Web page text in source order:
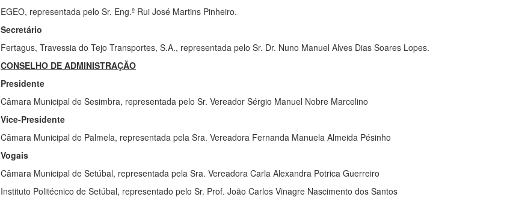
EGEO, representada pelo Sr. Eng.º Rui José Martins Pinheiro.
Secretário
Fertagus, Travessia do Tejo Transportes, S.A., representada pelo Sr. Dr. Nuno Manuel Alves Dias Soares Lopes.
CONSELHO DE ADMINISTRAÇÃO
Presidente
Câmara Municipal de Sesimbra, representada pelo Sr. Vereador Sérgio Manuel Nobre Marcelino
Vice-Presidente
Câmara Municipal de Palmela, representada pela Sra. Vereadora Fernanda Manuela Almeida Pésinho
Vogais
Câmara Municipal de Setúbal, representada pela Sra. Vereadora Carla Alexandra Potrica Guerreiro
Instituto Politécnico de Setúbal, representado pelo Sr. Prof. João Carlos Vinagre Nascimento dos Santos